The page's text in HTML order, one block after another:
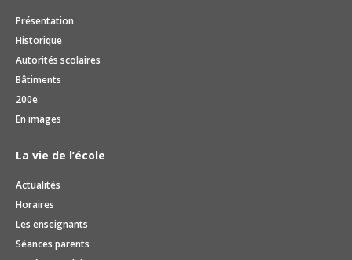
Présentation
Historique
Autorités scolaires
Bâtiments
200e
En images
La vie de l’école
Actualités
Horaires
Les enseignants
Séances parents